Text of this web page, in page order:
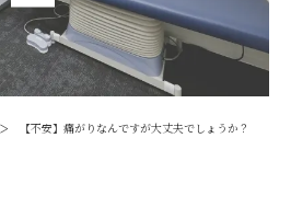
> 【不安】痛がりなんですが大丈夫でしょうか？